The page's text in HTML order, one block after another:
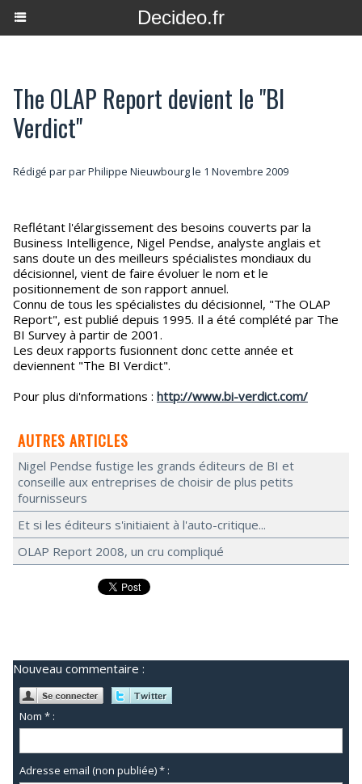
Decideo.fr
The OLAP Report devient le "BI
Verdict"
Rédigé par par Philippe Nieuwbourg le 1 Novembre 2009
Reflétant l'élargissement des besoins couverts par la
Business Intelligence, Nigel Pendse, analyste anglais et
sans doute un des meilleurs spécialistes mondiaux du
décisionnel, vient de faire évoluer le nom et le
positionnement de son rapport annuel.
Connu de tous les spécialistes du décisionnel, "The OLAP
Report", est publié depuis 1995. Il a été complété par The
BI Survey à partir de 2001.
Les deux rapports fusionnent donc cette année et
deviennent "The BI Verdict".
Pour plus di'nformations : http://www.bi-verdict.com/
AUTRES ARTICLES
Nigel Pendse fustige les grands éditeurs de BI et
conseille aux entreprises de choisir de plus petits
fournisseurs
Et si les éditeurs s'initiaient à l'auto-critique...
OLAP Report 2008, un cru compliqué
Nouveau commentaire :
Nom * :
Adresse email (non publiée) * :